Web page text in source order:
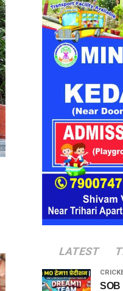
LATEST
SOB